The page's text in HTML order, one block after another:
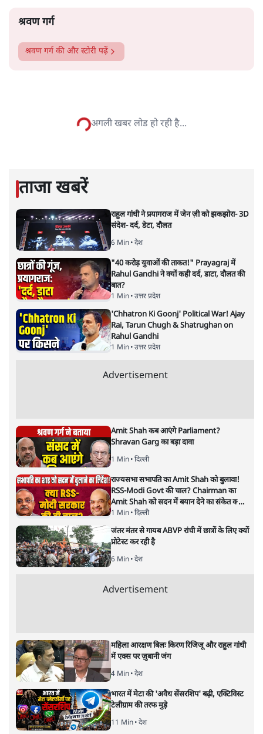
श्रवण गर्ग
श्रवण गर्ग की और स्टोरी पढ़ें
अगली खबर लोड हो रही है...
ताजा खबरें
राहुल गांधी ने प्रयागराज में जेन ज़ी को झकझोरा- 3D
संदेश- दर्द, डेटा, दौलत
6 Min• देश
"40 करोड़ युवाओं की ताकत!" Prayagraj में
Rahul Gandhi ने क्यों कही दर्द, डाटा, दौलत की
बात?
1 Min• उत्तर प्रदेश
'Chhatron Ki Goonj' Political War! Ajay
Rai, Tarun Chugh & Shatrughan on
Rahul Gandhi
1 Min• उत्तर प्रदेश
Advertisement
Amit Shah कब आएंगे Parliament?
Shravan Garg का बड़ा दावा
1 Min• दिल्ली
राज्यसभा सभापति का Amit Shah को बुलावा!
RSS-Modi Govt की चाल? Chairman का
Amit Shah को सदन में बयान देने का संकेत क्यों?
Senior journalist Vinod Agnihotri ने इसे
Modi Government और RSS की संभावित
strategy से जोड़कर बड़ा सवाल उठाया है।
1 Min• दिल्ली
जंतर मंतर से गायब ABVP रांची में छात्रों के लिए क्यों
प्रोटेस्ट कर रही है
6 Min• देश
Advertisement
महिला आरक्षण बिलः किरण रिजिजू और राहुल गांधी
में एक्स पर ज़ुबानी जंग
4 Min• देश
भारत में मेटा की 'अवैध सेंसरशिप' बढ़ी, एक्टिविस्ट
टेलीग्राम की तरफ मुड़े
11 Min• देश